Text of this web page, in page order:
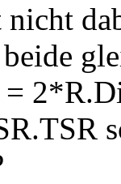
nicht